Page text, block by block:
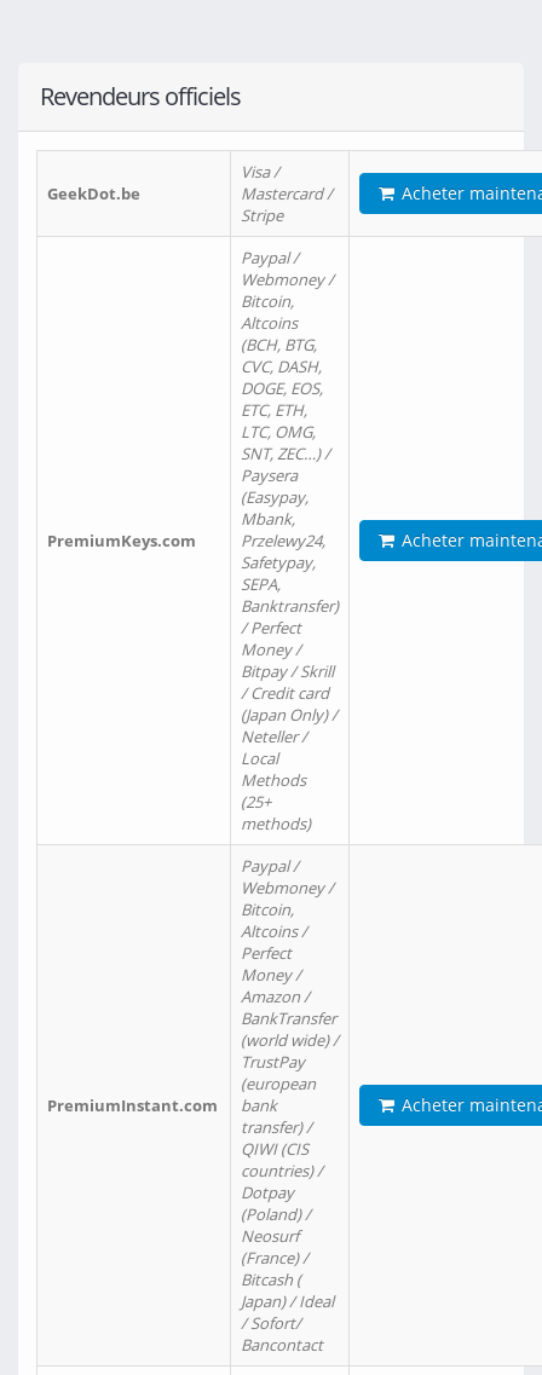
Revendeurs officiels
GeekDot.be
Visa /
Mastercard /
Stripe
Acheter
PremiumKeys.com
Paypal /
Webmoney /
Bitcoin,
Altcoins
(BCH, BTG,
CVC, DASH,
DOGE, EOS,
ETC, ETH,
LTC, OMG,
SNT, ZEC…) /
Paysera
(Easypay,
Mbank,
Przelewy24,
Safetypay,
SEPA,
Banktransfer)
/ Perfect
Money /
Bitpay / Skrill
/ Credit card
(Japan Only) /
Neteller /
Local
Methods
(25+
methods)
Acheter
PremiumInstant.com
Paypal /
Webmoney /
Bitcoin,
Altcoins /
Perfect
Money /
Amazon /
BankTransfer
(world wide) /
TrustPay
(european
bank
transfer) /
QIWI (CIS
countries) /
Dotpay
(Poland) /
Neosurf
(France) /
Bitcash (
Japan) / Ideal
/ Sofort/
Bancontact
Acheter